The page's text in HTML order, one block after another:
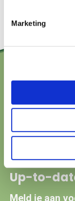
Marketing
Arthur van
3511 MJ Utrecht
Up-to-
Meld je aan